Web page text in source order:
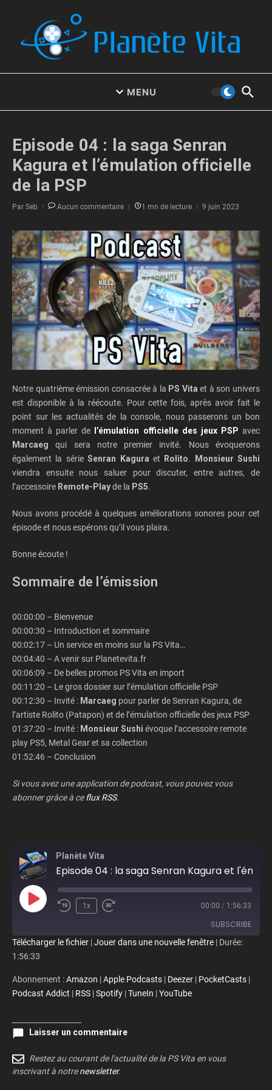
MENU
Episode 04 : la saga Senran
Kagura et l’émulation officielle
de la PSP
Par Seb Aucun commentaire 1 mn de lecture 9 juin 2023
Notre quatrième émission consacrée à la PS Vita et à son univers
est disponible à la réécoute. Pour cette fois, après avoir fait le
point sur les actualités de la console, nous passerons un bon
moment à parler de
l’émulation officielle des jeux PSP avec
Marcaeg qui sera notre premier invité. Nous évoquerons
également la sérieSenran Kagura et Rolito.
Monsieur Sushi
viendra ensuite nous saluer pour discuter, entre autres, de
l’accessoire Remote-Playde la PS5.
Nous avons procédé à quelques améliorations sonores pour cet
épisode et nous espérons qu’il vous plaira.
Bonne écoute !
Sommaire de l’émission
00:00:00 – Bienvenue
00:00:30 – Introduction et sommaire
00:02:17 – Un service en moins sur la PS Vita…
00:04:40 – A venir sur Planetevita.fr
00:06:09 – De belles promos PS Vita en import
00:11:20 – Le gros dossier sur l’émulation officielle PSP
00:12:30 – Invité : Marcaeg pour parler de Senran Kagura, de
l’artiste Rolito (Patapon) et de l’émulation officielle des jeux PSP
01:37:20 – Invité : Monsieur Sushi évoque l’accessoire remote
play PS5, Metal Gear et sa collection
01:52:46 – Conclusion
Si vous avez une application de podcast, vous pouvez vous
abonner grâce à ceflux RSS.
Planète Vita
Play Episode 1x 00:00 / 1:56:33
SUBSCRIBE
Amazon
Deezer PocketCasts
Podcast Addict RSS
YouTube
RSS FEED
Télécharger le fichier |Jouer dans une nouvelle fenêtre | Durée:
1:56:33
Abonnement :Amazon |Apple Podcasts | Deezer | PocketCasts |
Podcast Addict | RSS |Spotify |TuneIn |YouTube
Laisser un commentaire
Restez au courant de l'actualité de la PS Vita en vous
inscrivant à notrenewsletter.